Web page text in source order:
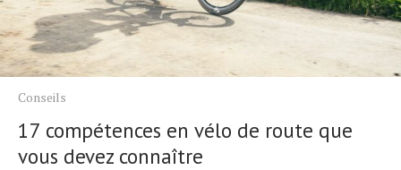
Conseils
17 compétences en vélo de route que
vous devez connaître